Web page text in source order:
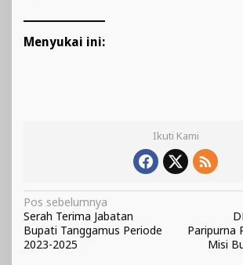
Menyukai ini:
Ikuti Kami
Navigasi
pos
Pos sebelumnya
Serah Terima Jabatan
Bupati Tanggamus Periode
2023-2025
Paripurna
Misi